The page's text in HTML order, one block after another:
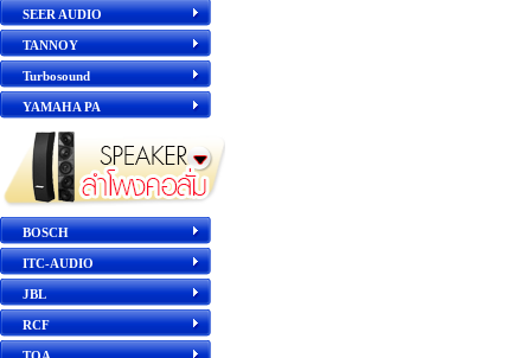
SEER AUDIO
TANNOY
Turbosound
YAMAHA PA
BOSCH
ITC-AUDIO
JBL
RCF